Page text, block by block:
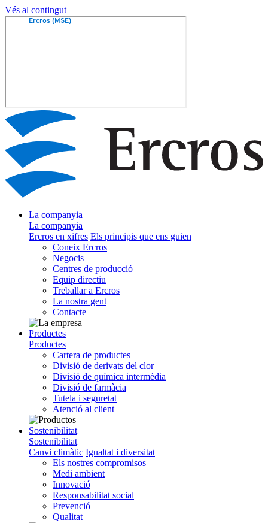
Vés al contingut
La companyia
La companyia
Ercros en xifres Els principis que ens guien
Coneix Ercros
Negocis
Centres de producció
Equip directiu
Treballar a Ercros
La nostra gent
Contacte
Productes
Productes
Cartera de productes
Divisió de derivats del clor
Divisió de química intermèdia
Divisió de farmàcia
Tutela i seguretat
Atenció al client
Sostenibilitat
Sostenibilitat
Canvi climàtic Igualtat i diversitat
Els nostres compromisos
Medi ambient
Innovació
Responsabilitat social
Prevenció
Qualitat